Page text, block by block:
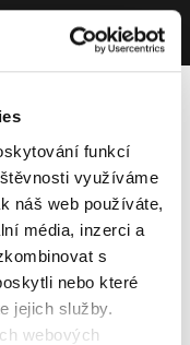
funkcí
využíváme
náš web používáte,
média, inzerci a
s
nebo které
jejich služby.
webových